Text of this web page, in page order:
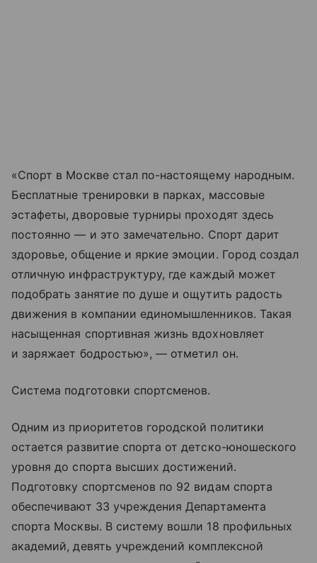
«Спорт в Москве стал по-настоящему народным.
Бесплатные тренировки в парках, массовые
эстафеты, дворовые турниры проходят здесь
постоянно — и это замечательно. Спорт дарит
здоровье, общение и яркие эмоции. Город создал
отличную инфраструктуру, где каждый может
подобрать занятие по душе и ощутить радость
движения в компании единомышленников. Такая
насыщенная спортивная жизнь вдохновляет
и заряжает бодростью», — отметил он.
Система подготовки спортсменов.
Одним из приоритетов городской политики
остается развитие спорта от детско-юношеского
уровня до спорта высших достижений.
Подготовку спортсменов по 92 видам спорта
обеспечивают 33 учреждения Департамента
спорта Москвы. В систему вошли 18 профильных
академий, девять учреждений комплексной